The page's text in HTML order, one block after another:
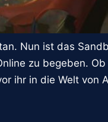
Nun ist das
zu begeben.
ihr in die Welt von